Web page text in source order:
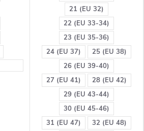
21 (EU 32)
22 (EU 33-34)
23 (EU 35-36)
24 (EU 37)
25 (EU 38)
26 (EU 39-40)
27 (EU 41)
28 (EU 42)
29 (EU 43-44)
30 (EU 45-46)
31 (EU 47)
32 (EU 48)